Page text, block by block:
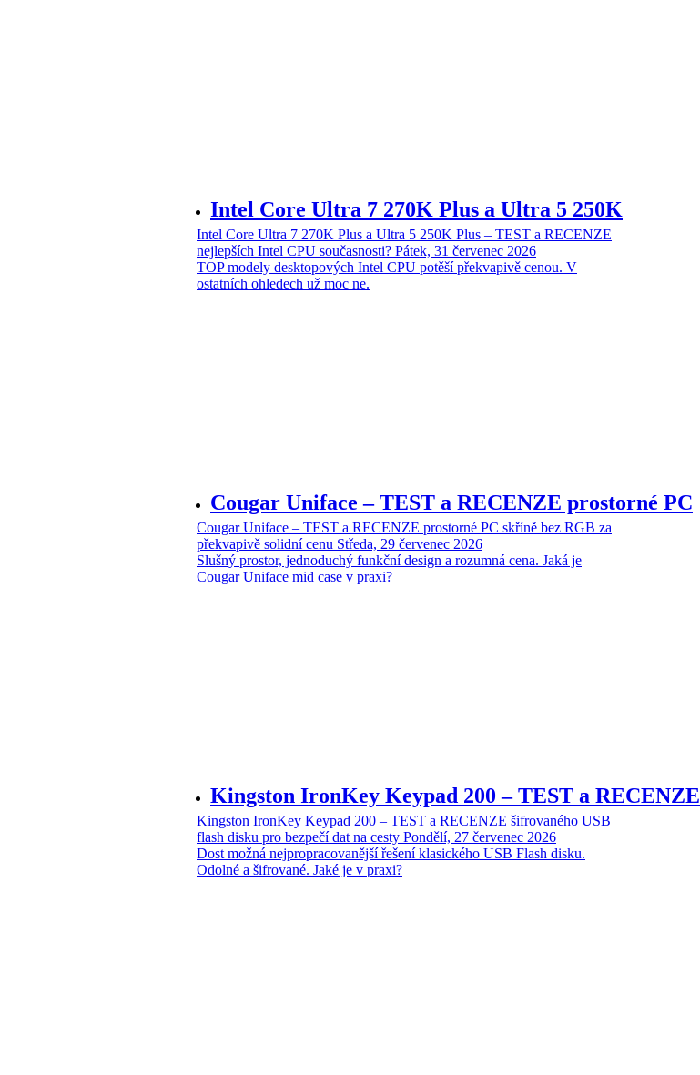
Intel Core Ultra 7 270K Plus a Ultra 5 250K
Intel Core Ultra 7 270K Plus a Ultra 5 250K Plus – TEST a RECENZE
nejlepších Intel CPU současnosti? Pátek, 31 červenec 2026
TOP modely desktopových Intel CPU potěší překvapivě cenou. V
ostatních ohledech už moc ne.
Cougar Uniface – TEST a RECENZE prostorné PC
Cougar Uniface – TEST a RECENZE prostorné PC skříně bez RGB za
překvapivě solidní cenu Středa, 29 červenec 2026
Slušný prostor, jednoduchý funkční design a rozumná cena. Jaká je
Cougar Uniface mid case v praxi?
Kingston IronKey Keypad 200 – TEST a RECENZE
Kingston IronKey Keypad 200 – TEST a RECENZE šifrovaného USB
flash disku pro bezpečí dat na cesty Pondělí, 27 červenec 2026
Dost možná nejpropracovanější řešení klasického USB Flash disku.
Odolné a šifrované. Jaké je v praxi?